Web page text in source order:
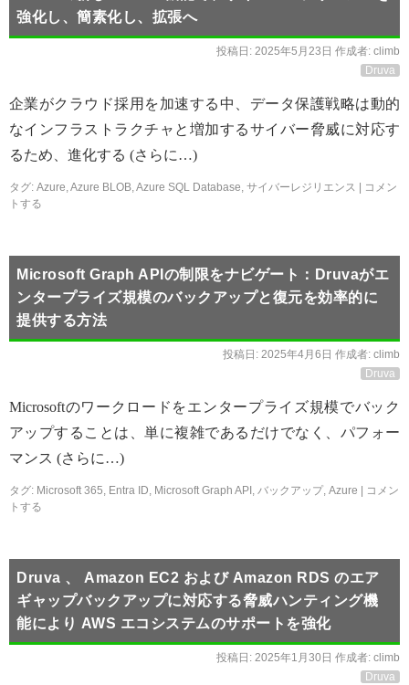
強化し、簡素化し、拡張へ
投稿日: 2025年5月23日 作成者: climb
Druva
企業がクラウド採用を加速する中、データ保護戦略は動的
なインフラストラクチャと増加するサイバー脅威に対応す
るため、進化する (さらに…)
タグ: Azure,Azure BLOB,Azure SQL Database, サイバーレジリエンス
コメン
トする
Microsoft Graph APIの制限をナビゲート：Druvaがエ
ンタープライズ規模のバックアップと復元を効率的に
提供する方法
投稿日: 2025年4月6日 作成者: climb
Druva
Microsoftのワークロードをエンタープライズ規模でバック
アップすることは、単に複雑であるだけでなく、パフォー
マンス (さらに…)
タグ: Microsoft 365, Entra ID, Microsoft Graph API , バックアップ, Azure
コメン
トする
Druva 、 Amazon EC2 および Amazon RDS のエア
ギャップバックアップに対応する脅威ハンティング機
能により AWS エコシステムのサポートを強化
投稿日: 2025年1月30日 作成者: climb
Druva